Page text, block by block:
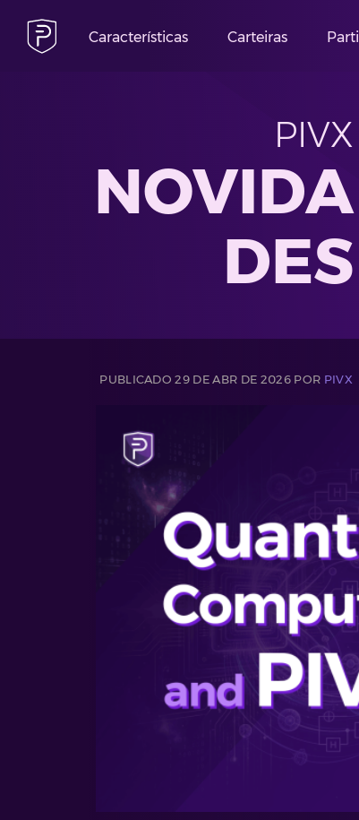
Características Carteiras
PIVX
NOVIDA
DES
PUBLICADO 29 DE ABR DE 2026 POR PIVX